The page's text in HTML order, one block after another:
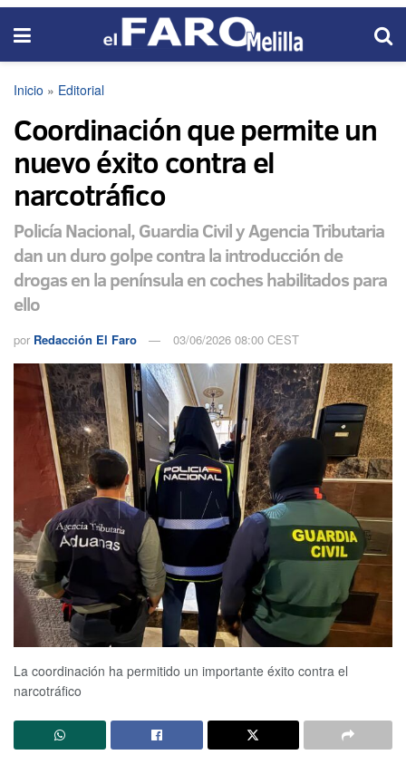
Inicio » Editorial
Coordinación que permite un
nuevo éxito contra el
narcotráfico
Policía Nacional, Guardia Civil y Agencia Tributaria
dan un duro golpe contra la introducción de
drogas en la península en coches habilitados para
ello
por Redacción El Faro 03/06/2026 08:00 CEST
La coordinación ha permitido un importante éxito contra el
narcotráfico